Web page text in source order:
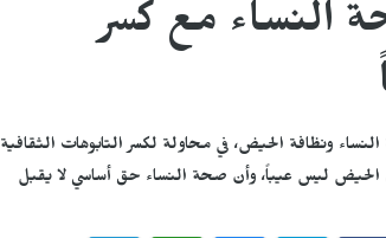
النساء مع كسر
النساء ونظافة الحيض، في محاولة لكسر التابوهات الثقافية
بأن الحيض ليس عيباً، وأن صحة النساء حق أساسي لا يقبل